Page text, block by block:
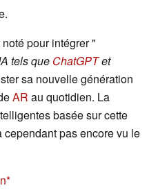
pour intégrer "
tels que ChatGPTet
sa nouvelle génération
AR au quotidien. La
basée sur cette
pas encore vu le